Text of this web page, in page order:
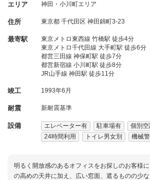
エリア 神田・小川町エリア
住所 東京都 千代田区 神田錦町3-23
最寄駅
東京メトロ東西線 竹橋駅 徒歩4分
東京メトロ千代田線 大手町駅 徒歩6分
都営三田線 神保町駅 徒歩7分
都営新宿線 小川町駅 徒歩8分
JR山手線 神田駅 徒歩11分
竣工 1993年6月
耐震 新耐震基準
設備 エレベーター有 駐車場有 個別空
24時間利用
トイレ男女別 機械
明るく開放感のあるオフィスをお探しのお客様
の高めの天井に加え、広い窓面、遮るものの少